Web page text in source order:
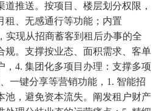
推送。按项目、楼层划分权限，
租、无感通行等功能；内置
实现从招商蓄客到租后办事的全
规。支撑按业态、面积需求、客单
，4. 集团化多项目办理：支撑多项
一键分享等营销功能，1. 智能招
池，避免资本流失。阐发租户财产